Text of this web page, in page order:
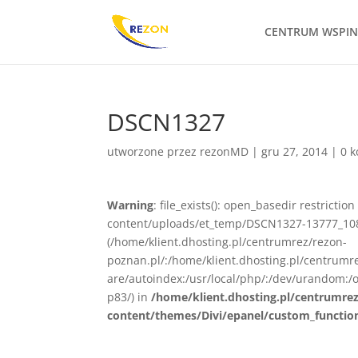
CENTRUM
DSCN1327
utworzone przez rezonMD |gru 27, 2014 |0
Warning: file_exists(): open_basedir
content/uploads/et_temp/DSCN1327-
(/home/klient.dhosting.pl/centrumrez/rezon-
poznan.pl/:/home/klient.dhosting.pl/
are/autoindex:/usr/local/php/:/dev/
p83/) in/home/klient.dhosting.pl/
content/themes/Divi/epanel/